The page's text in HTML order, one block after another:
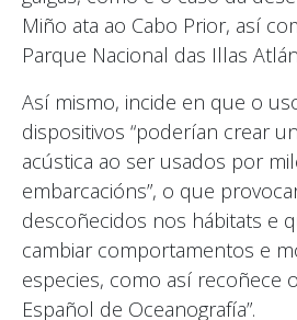
Miño ata ao Cabo Prior, así
Parque Nacional das Illas
Así mismo, incide en que o
dispositivos “poderían crear
acústica ao ser usados por
embarcacións”, o que
descoñecidos nos hábitats e
cambiar comportamentos e
especies, como así recoñece
Español de Oceanografía”.